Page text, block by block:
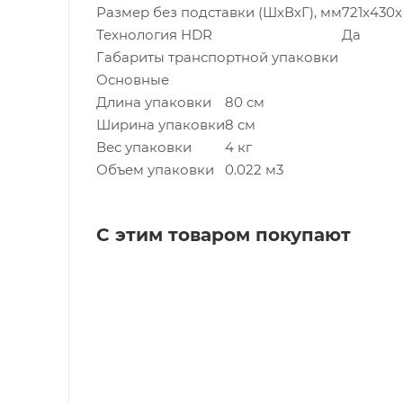
Размер без подставки (ШxВxГ), мм
Технология HDR
Да
Габариты транспортной упаковки
Основные
Длина упаковки
80 см
Ширина упаковки8 см
Вес упаковки
4 кг
Объем упаковки
0.022 м3
С этим товаром покупают